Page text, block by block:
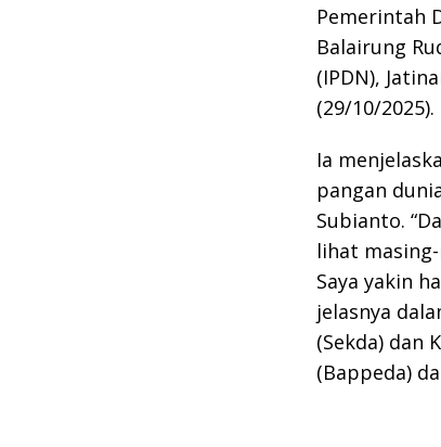
Pemerintah
Balairung
(IPDN),
(29/10/2025).
Ia
pangan
Subianto.
lihat
Saya yakin
jelasnya
(Sekda) dan
(Bappeda)